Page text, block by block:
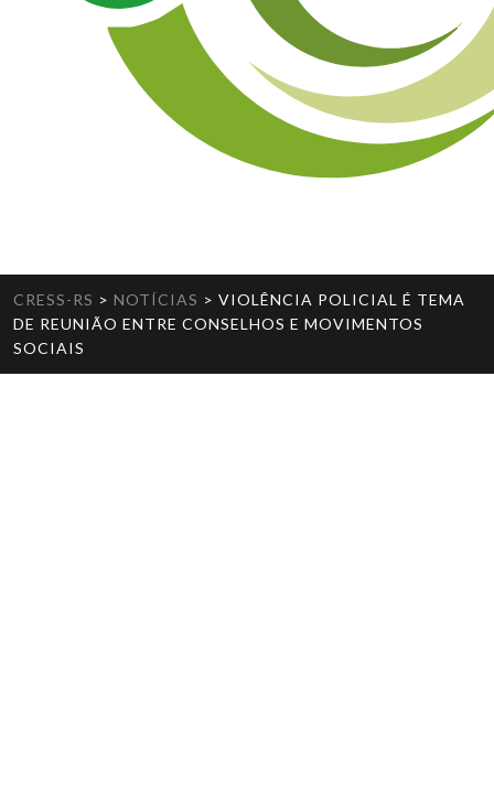
CRESS-RS > NOTÍCIAS > VIOLÊNCIA POLICIAL É TEMA
DE REUNIÃO ENTRE CONSELHOS E MOVIMENTOS
SOCIAIS